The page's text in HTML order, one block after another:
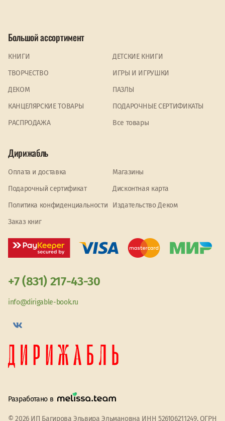
Большой ассортимент
КНИГИ
ДЕТСКИЕ КНИГИ
ТВОРЧЕСТВО
ИГРЫ И ИГРУШКИ
ДЕКОМ
ПАЗЛЫ
КАНЦЕЛЯРСКИЕ ТОВАРЫ
ПОДАРОЧНЫЕ СЕРТИФИКАТЫ
PАСПРОДАЖА
Все товары
Дирижабль
Оплата и доставка
Магазины
Подарочный сертификат
Дисконтная карта
Политика конфиденциальности
Издательство Деком
Заказ книг
+7 (831) 217-43-30
info@dirigable-book.ru
Разработано в
© 2026 ИП Багирова Эльвира Эльмановна ИНН 526106211249, ОГРН